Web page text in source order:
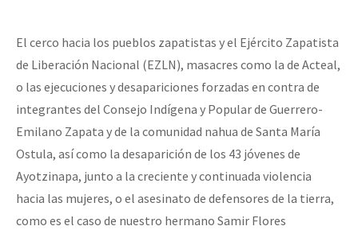
El cerco hacia los pueblos zapatistas y el Ejército Zapatista
de Liberación Nacional (EZLN), masacres como la de Acteal,
o las ejecuciones y desapariciones forzadas en contra de
integrantes del Consejo Indígena y Popular de Guerrero-
Emilano Zapata y de la comunidad nahua de Santa María
Ostula, así como la desaparición de los 43 jóvenes de
Ayotzinapa, junto a la creciente y continuada violencia
hacia las mujeres, o el asesinato de defensores de la tierra,
como es el caso de nuestro hermano Samir Flores